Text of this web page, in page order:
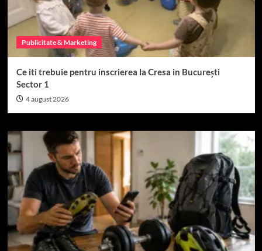
Publicitate & Marketing
Ce iti trebuie pentru inscrierea la Cresa in București
Sector 1
4 august 2026